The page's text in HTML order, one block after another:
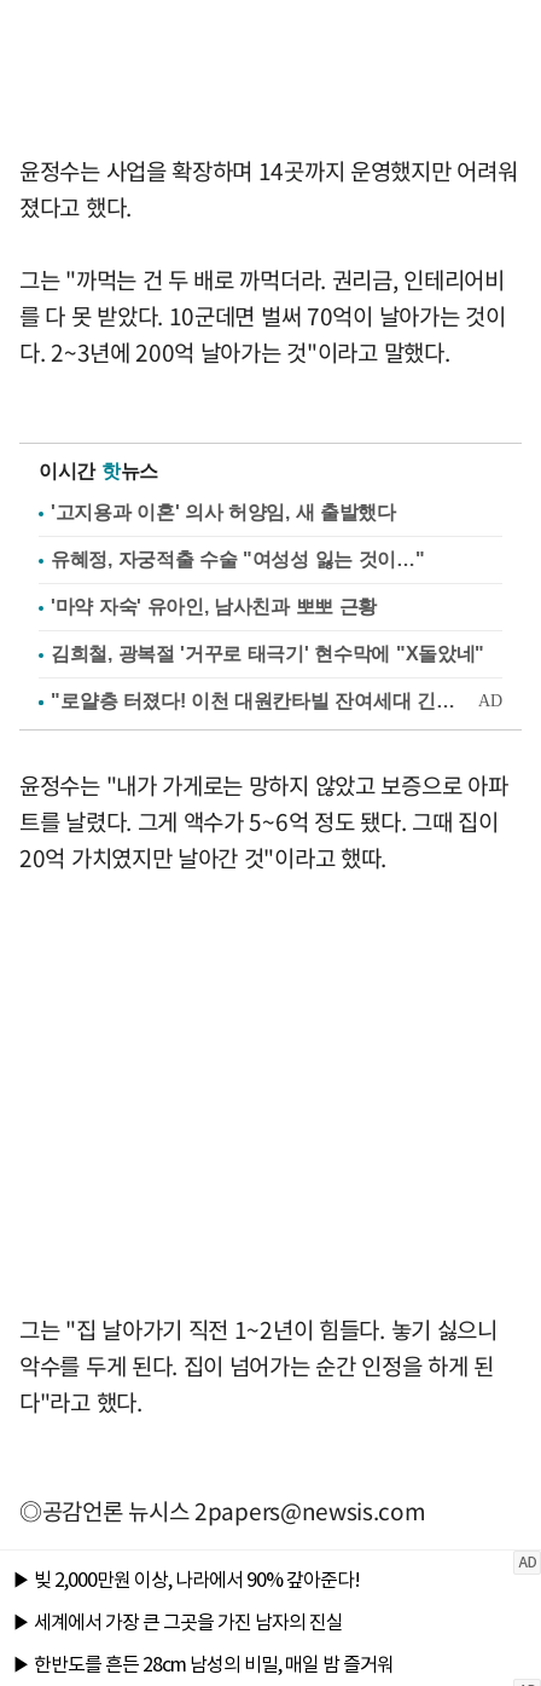
윤정수는 사업을 확장하며 14곳까지 운영했지만 어려워
졌다고 했다.
그는 "까먹는 건 두 배로 까먹더라. 권리금, 인테리어비
를 다 못 받았다. 10군데면 벌써 70억이 날아가는 것이
다. 2~3년에 200억 날아가는 것"이라고 말했다.
이시간 핫뉴스
'고지용과 이혼' 의사 허양임, 새 출발했다
유혜정, 자궁적출 수술 "여성성 잃는 것이…"
'마약 자숙' 유아인, 남사친과 뽀뽀 근황
김희철, 광복절 '거꾸로 태극기' 현수막에 "X돌았네"
윤정수는 "내가 가게로는 망하지 않았고 보증으로 아파
트를 날렸다. 그게 액수가 5~6억 정도 됐다. 그때 집이
20억 가치였지만 날아간 것"이라고 했따.
그는 "집 날아가기 직전 1~2년이 힘들다. 놓기 싫으니
악수를 두게 된다. 집이 넘어가는 순간 인정을 하게 된
다"라고 했다.
◎공감언론 뉴시스2papers@newsis.com